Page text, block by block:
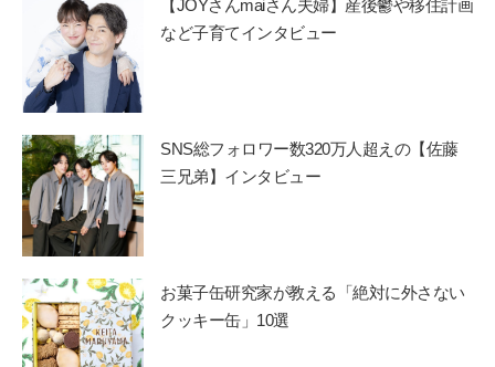
【JOYさんmaiさん夫婦】産後鬱や移住計画
など子育てインタビュー
SNS総フォロワー数320万人超えの【佐藤
三兄弟】インタビュー
お菓子缶研究家が教える「絶対に外さない
クッキー缶」10選